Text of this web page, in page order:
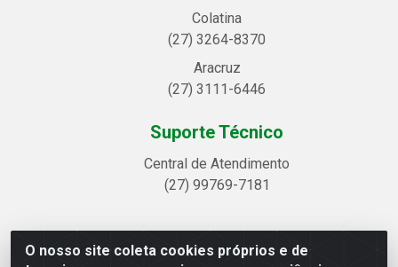
O nosso site coleta cookies próprios e de
Colatina
(27) 3264-8370
Aracruz
(27) 3111-6446
Suporte Técnico
Central de Atendimento
(27) 99769-7181
Linhavix Distribuidora LTDA - Avenida Alegre, 2521 -